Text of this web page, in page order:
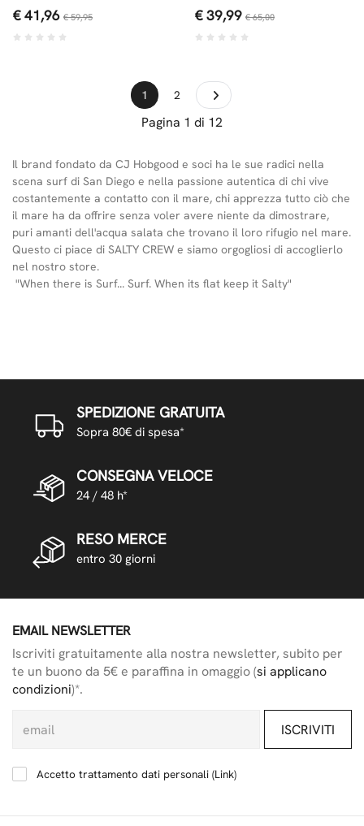
€ 41,96 € 59,95 € 39,99 € 65,00
1 2
Pagina 1 di 12
Il brand fondato da CJ Hobgood e soci ha le sue radici nella
scena surf di San Diego e nella passione autentica di chi vive
costantemente a contatto con il mare, chi apprezza tutto ciò che
il mare ha da offrire senza voler avere niente da dimostrare,
puri amanti dell'acqua salata che trovano il loro rifugio nel mare.
Questo ci piace di SALTY CREW e siamo orgogliosi di accoglierlo
nel nostro store.
"When there is Surf... Surf. When its flat keep it Salty"
SPEDIZIONE GRATUITA
Sopra 80€ di spesa*
CONSEGNA VELOCE
24 / 48 h*
RESO MERCE
entro 30 giorni
EMAIL NEWSLETTER
Iscriviti gratuitamente alla nostra newsletter, subito per
te un buono da 5€ e paraffina in omaggio (si applicano
condizioni)*.
ISCRIVITI
Accetto trattamento dati personali (Link)